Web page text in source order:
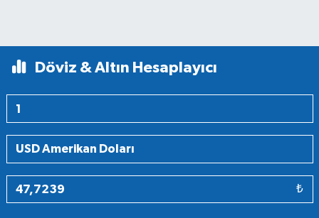
Döviz & Altın Hesaplayıcı
₺